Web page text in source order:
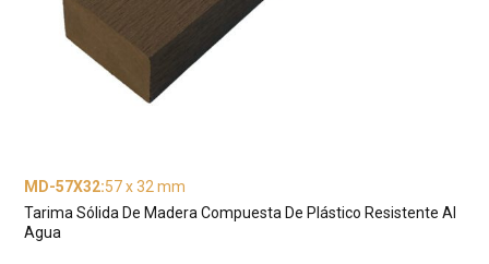
MD-57X32:57 x 32 mm
Tarima Sólida De Madera Compuesta De Plástico Resistente Al
Agua